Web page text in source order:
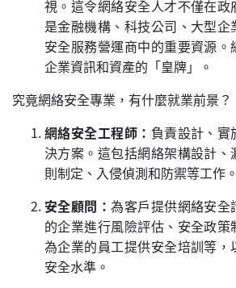
視。這令網絡安全人才不僅在政
是金融機構、科技公司、大型
安全服務營運商中的重要資源
企業資訊和資產的「皇牌」。
究竟網絡安全專業，有什麼就業前景？
網絡安全工程師： 負責設計、
決方案。這包括網絡架構設計
則制定、入侵偵測和防禦等工作。
安全顧問：為客戶提供網絡安全
的企業進行風險評估、安全政策
為企業的員工提供安全培訓等
安全水準。